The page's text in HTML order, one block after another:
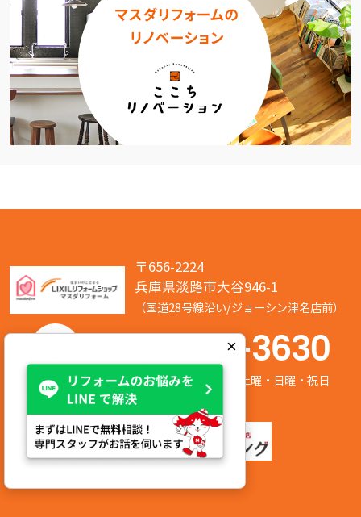
〒656-2224
兵庫県淡路市大谷946-1
（国道28号線沿い/ジョーシン津名店前）
050-7586-3630
営業時間:8:00～17:00 定休日:第2/第4土曜・日曜・祝日
×